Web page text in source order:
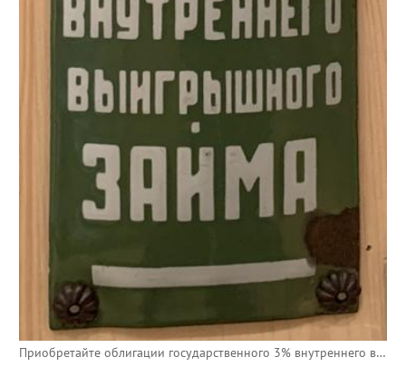
Приобретайте облигации государственного 3% внутреннего выигрышного займа